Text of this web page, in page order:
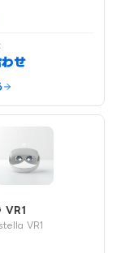
せ
VR1
VR1